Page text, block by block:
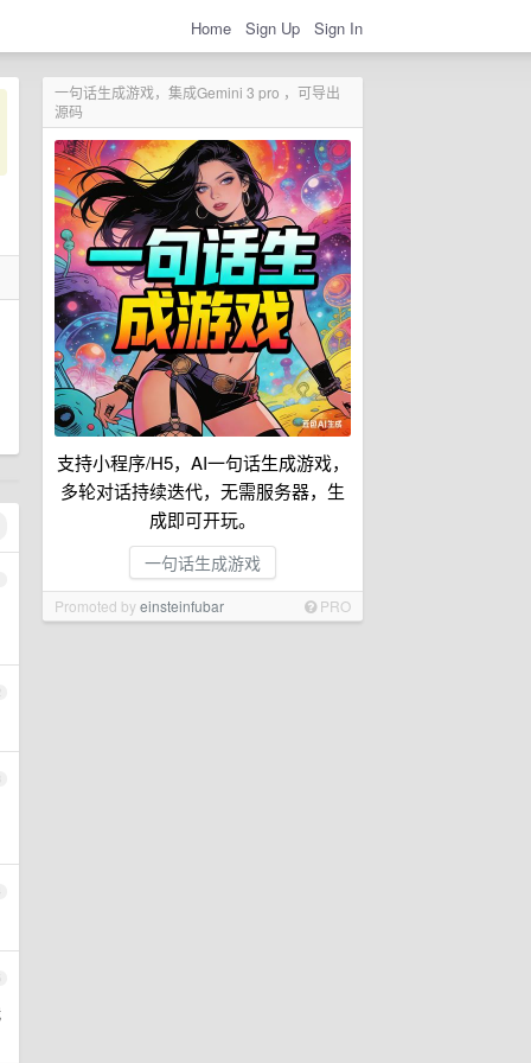
Home Sign Up Sign In
一句话生成游戏，集成Gemini 3 pro ，可导出
源码
支持小程序/H5，AI一句话生成游戏，
多轮对话持续迭代，无需服务器，生
成即可开玩。
一句话生成游戏
Promoted byeinsteinfubar PRO